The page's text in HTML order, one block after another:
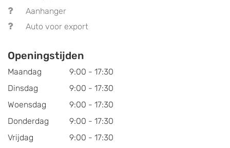
Aanhanger
Auto voor export
Openingstijden
Maandag
9:00 - 17:30
Dinsdag
9:00 - 17:30
Woensdag
9:00 - 17:30
Donderdag
9:00 - 17:30
Vrijdag
9:00 - 17:30